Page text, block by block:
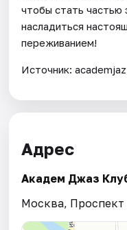
чтобы стать частью
насладиться
переживанием!
Источник:
Адрес
Академ Джаз
Москва, Проспект